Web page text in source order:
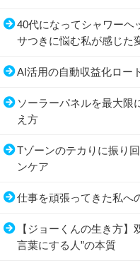
40代になってシャワーヘ
サつきに悩む私が感じた
AI活用の自動収益化ロー
ソーラーパネルを最大限
え方
Tゾーンのテカりに振り
ンケア
仕事を頑張ってきた私へ
【ジョーくんの生き方
言葉にする人”の本質